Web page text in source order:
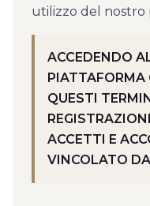
utilizzo del nostro
ACCEDENDO
PIATTAFORMA
QUESTI
ACCETTI E
VINCOLATO